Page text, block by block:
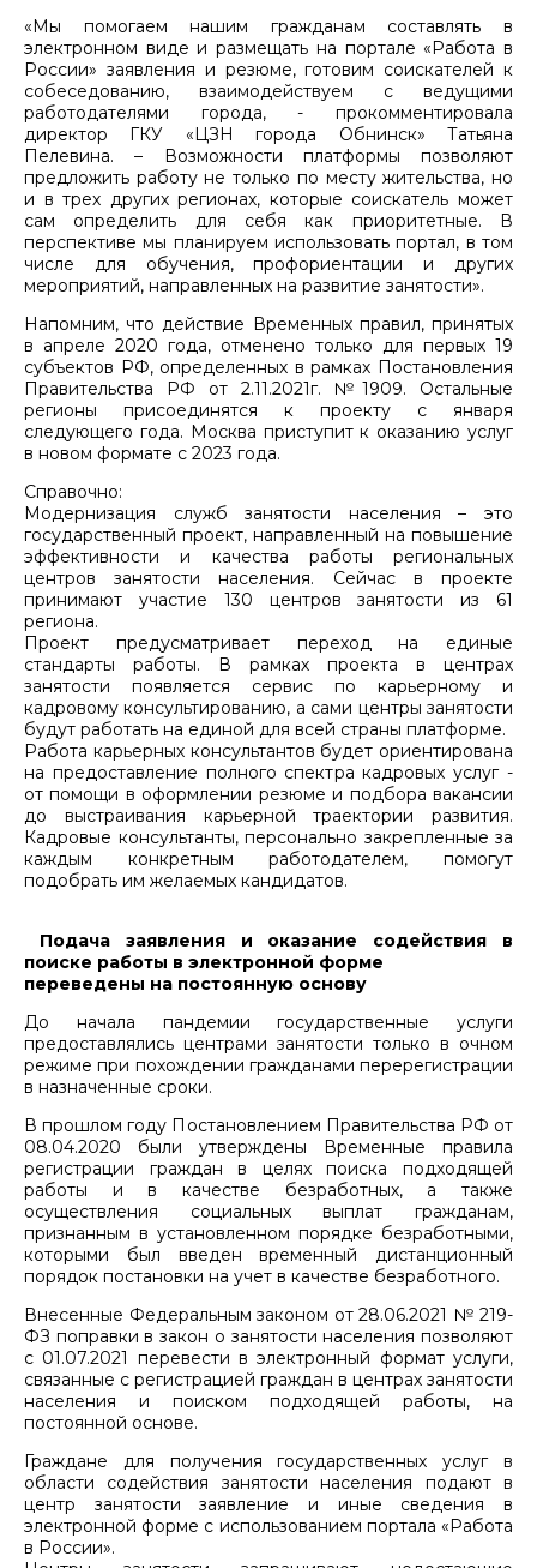
«Мы помогаем нашим гражданам составлять в
электронном виде и размещать на портале «Работа в
России» заявления и резюме, готовим соискателей к
собеседованию, взаимодействуем с ведущими
работодателями города, - прокомментировала
директор ГКУ «ЦЗН города Обнинск» Татьяна
Пелевина. – Возможности платформы позволяют
предложить работу не только по месту жительства, но
и в трех других регионах, которые соискатель может
сам определить для себя как приоритетные. В
перспективе мы планируем использовать портал, в том
числе для обучения, профориентации и других
мероприятий, направленных на развитие занятости».
Напомним, что действие Временных правил, принятых
в апреле 2020 года, отменено только для первых 19
субъектов РФ, определенных в рамках Постановления
Правительства РФ от 2.11.2021г. №1909. Остальные
регионы присоединятся к проекту с января
следующего года. Москва приступит к оказанию услуг
в новом формате с 2023 года.
Справочно:
Модернизация служб занятости населения – это
государственный проект, направленный на повышение
эффективности и качества работы региональных
центров занятости населения. Сейчас в проекте
принимают участие 130 центров занятости из 61
региона.
Проект предусматривает переход на единые
стандарты работы. В рамках проекта в центрах
занятости появляется сервис по карьерному и
кадровому консультированию, а сами центры занятости
будут работать на единой для всей страны платформе.
Работа карьерных консультантов будет ориентирована
на предоставление полного спектра кадровых услуг -
от помощи в оформлении резюме и подбора вакансии
до выстраивания карьерной траектории развития.
Кадровые консультанты, персонально закрепленные за
каждым конкретным работодателем, помогут
подобрать им желаемых кандидатов.
Подача заявления и оказание содействия в
поиске работы в электронной форме
переведены на постоянную основу
До начала пандемии государственные услуги
предоставлялись центрами занятости только в очном
режиме при похождении гражданами перерегистрации
в назначенные сроки.
В прошлом году Постановлением Правительства РФ от
08.04.2020 были утверждены Временные правила
регистрации граждан в целях поиска подходящей
работы и в качестве безработных, а также
осуществления социальных выплат гражданам,
признанным в установленном порядке безработными,
которыми был введен временный дистанционный
порядок постановки на учет в качестве безработного.
Внесенные Федеральным законом от 28.06.2021 № 219-
ФЗ поправки в закон о занятости населения позволяют
с 01.07.2021 перевести в электронный формат услуги,
связанные с регистрацией граждан в центрах занятости
населения и поиском подходящей работы, на
постоянной основе.
Граждане для получения государственных услуг в
области содействия занятости населения подают в
центр занятости заявление и иные сведения в
электронной форме с использованием портала «Работа
в России».